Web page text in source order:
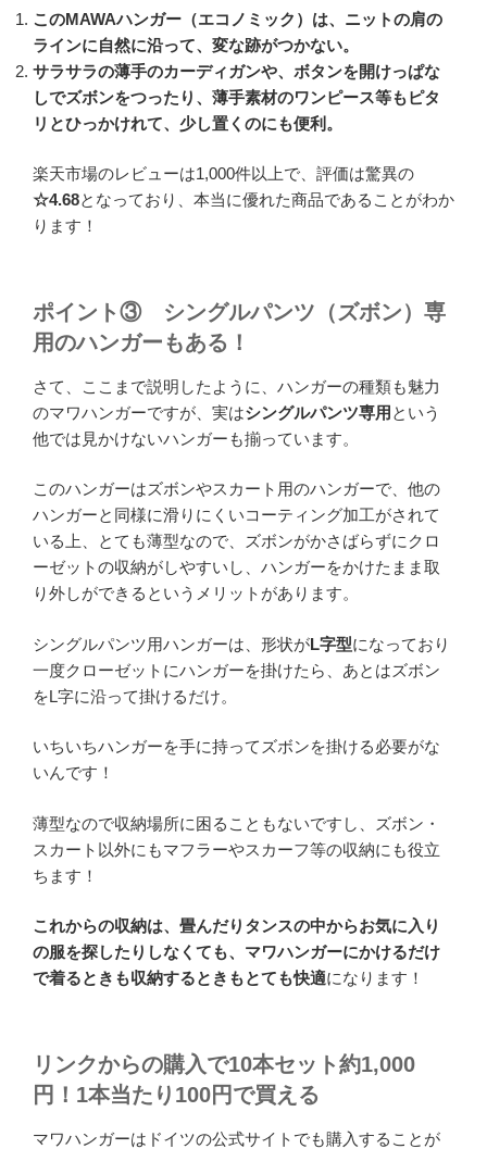
このMAWAハンガー（エコノミック）は、ニットの肩の
ラインに自然に沿って、変な跡がつかない。
サラサラの薄手のカーディガンや、ボタンを開けっぱな
しでズボンをつったり、薄手素材のワンピース等もピタ
リとひっかけれて、少し置くのにも便利。
楽天市場のレビューは1,000件以上で、評価は驚異の
☆4.68となっており、本当に優れた商品であることがわか
ります！
ポイント③ シングルパンツ（ズボン）専
用のハンガーもある！
さて、ここまで説明したように、ハンガーの種類も魅力
のマワハンガーですが、実はシングルパンツ専用 という
他では見かけないハンガーも揃っています。
このハンガーはズボンやスカート用のハンガーで、他の
ハンガーと同様に滑りにくいコーティング加工がされて
いる上、とても薄型なので、ズボンがかさばらずにクロ
ーゼットの収納がしやすいし、ハンガーをかけたまま取
り外しができる というメリットがあります。
シングルパンツ用ハンガーは、形状がL字型になっており
一度クローゼットにハンガーを掛けたら、あとはズボン
をL字に沿って掛けるだけ。
いちいちハンガーを手に持ってズボンを掛ける必要がな
いんです！
薄型なので収納場所に困ることもないですし、ズボン・
スカート以外にもマフラーやスカーフ等の収納にも役立
ちます！
これからの収納は、畳んだりタンスの中からお気に入り
の服を探したりしなくても、マワハンガーにかけるだけ
で着るときも収納するときもとても快適になります！
リンクからの購入で10本セット約1,000
円！ 1本当たり100円で買える
マワハンガーはドイツの公式サイトでも購入することが